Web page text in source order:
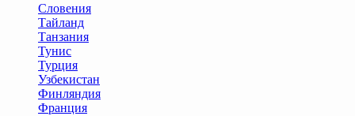
Словения
Тайланд
Танзания
Тунис
Турция
Узбекистан
Финляндия
Франция